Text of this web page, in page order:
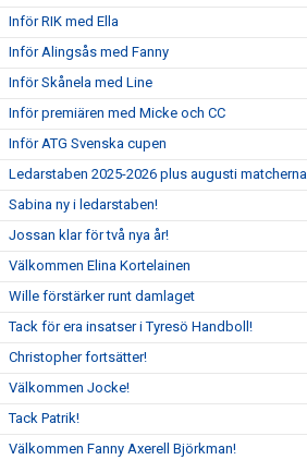
Inför RIK med Ella
Inför Alingsås med Fanny
Inför Skånela med Line
Inför premiären med Micke och CC
Inför ATG Svenska cupen
Ledarstaben 2025-2026 plus augusti matcherna
Sabina ny i ledarstaben!
Jossan klar för två nya år!
Välkommen Elina Kortelainen
Wille förstärker runt damlaget
Tack för era insatser i Tyresö Handboll!
Christopher fortsätter!
Välkommen Jocke!
Tack Patrik!
Välkommen Fanny Axerell Björkman!